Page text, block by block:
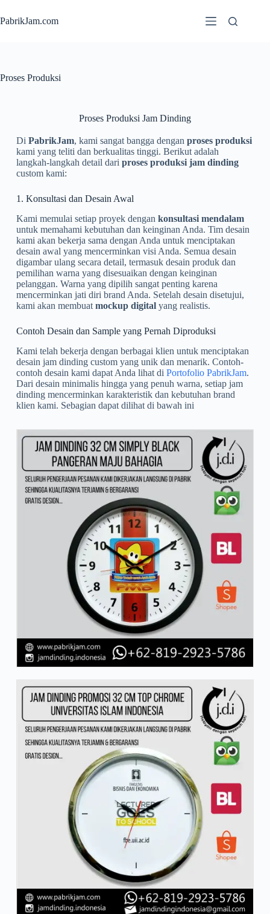
PabrikJam.com
Proses Produksi
Proses Produksi Jam Dinding
Di PabrikJam, kami sangat bangga dengan proses produksi
kami yang teliti dan berkualitas tinggi. Berikut adalah
langkah-langkah detail dari proses produksi jam dinding
custom kami:
1. Konsultasi dan Desain Awal
Kami memulai setiap proyek dengan konsultasi mendalam
untuk memahami kebutuhan dan keinginan Anda. Tim desain
kami akan bekerja sama dengan Anda untuk menciptakan
desain awal yang mencerminkan visi Anda. Semua desain
digambar ulang secara detail, termasuk desain produk dan
pemilihan warna yang disesuaikan dengan keinginan
pelanggan. Warna yang dipilih sangat penting karena
mencerminkan jati diri brand Anda. Setelah desain disetujui,
kami akan membuat mockup digitalyang realistis.
Contoh Desain dan Sample yang Pernah Diproduksi
Kami telah bekerja dengan berbagai klien untuk menciptakan
desain jam dinding custom yang unik dan menarik. Contoh-
contoh desain kami dapat Anda lihat di Portofolio PabrikJam.
Dari desain minimalis hingga yang penuh warna, setiap jam
dinding mencerminkan karakteristik dan kebutuhan brand
klien kami. Sebagian dapat dilihat di bawah ini